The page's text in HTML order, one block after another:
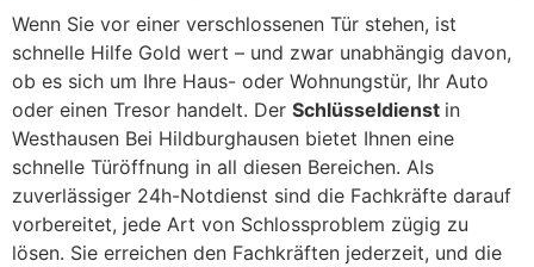
Wenn Sie vor einer verschlossenen Tür stehen, ist
schnelle Hilfe Gold wert – und zwar unabhängig davon,
ob es sich um Ihre Haus- oder Wohnungstür, Ihr Auto
oder einen Tresor handelt. Der Schlüsseldienst in
Westhausen Bei Hildburghausen bietet Ihnen eine
schnelle Türöffnung in all diesen Bereichen. Als
zuverlässiger 24h-Notdienst sind die Fachkräfte darauf
vorbereitet, jede Art von Schlossproblem zügig zu
lösen. Sie erreichen den Fachkräften jederzeit, und die